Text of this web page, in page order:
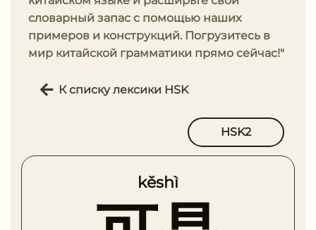
словарный запас с помощью наших
примеров и конструкций. Погрузитесь в
мир китайской грамматики прямо сейчас!"
К списку лексики HSK
HSK2
kěshì